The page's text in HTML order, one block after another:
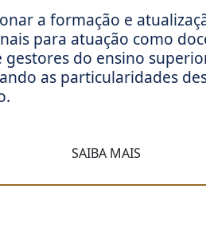
a formação e
para atuação como
do ensino
as particularidades
SAIBA MAIS